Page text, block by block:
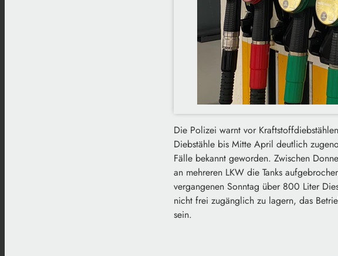
Die Polizei warnt vor
Diebstähle bis Mitte April deutlich
Fälle bekannt geworden. Zwischen
an mehreren LKW die Tanks
vergangenen Sonntag über 800 Liter
nicht frei zugänglich zu lagern, das
sein.